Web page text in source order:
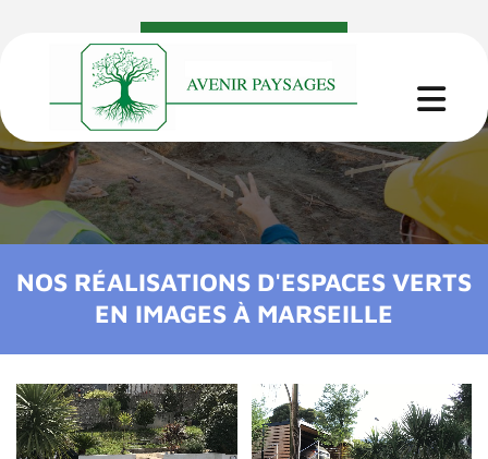
NOS RÉALISATIONS D'ESPACES VERTS
EN IMAGES À MARSEILLE